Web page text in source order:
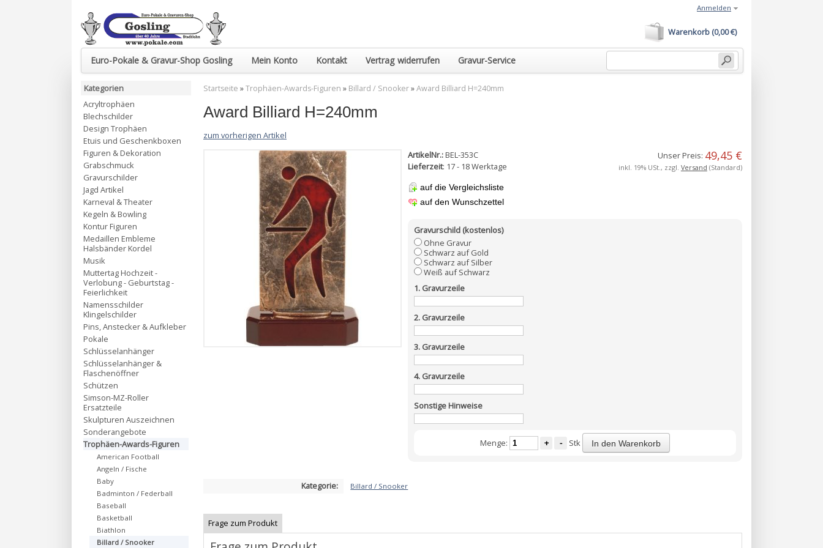
Euro-Pokale & Gravur-Shop Gosling Mein Konto Kontakt Vertrag widerrufen Gravur-Service
Warenkorb (0,00 €)
Anmelden
Startseite »Trophäen-Awards-Figuren » Billard / Snooker»Award Billiard H=240mm
Award Billiard H=240mm
zum vorherigen Artikel
ArtikelNr.: BEL-353C
Lieferzeit: 17 - 18 Werktage
auf die Vergleichsliste
auf den Wunschzettel
Unser Preis: 49,45 €
inkl. 19% USt., zzgl. Versand (Standard)
Gravurschild (kostenlos)
Ohne Gravur
Schwarz auf Gold
Schwarz auf Silber
Weiß auf Schwarz
1. Gravurzeile
2. Gravurzeile
3. Gravurzeile
4. Gravurzeile
Sonstige Hinweise
Menge: + - Stk In den Warenkorb
Kategorie: Billard / Snooker
Frage zum Produkt
Kategorien
Acryltrophäen
Blechschilder
Design Trophäen
Etuis und Geschenkboxen
Figuren & Dekoration
Grabschmuck
Gravurschilder
Jagd Artikel
Karneval & Theater
Kegeln & Bowling
Kontur Figuren
Medaillen Embleme
Halsbänder Kordel
Musik
Muttertag Hochzeit -
Verlobung - Geburtstag -
Feierlichkeit
Namensschilder
Klingelschilder
Pins, Anstecker & Aufkleber
Pokale
Schlüsselanhänger
Schlüsselanhänger &
Flaschenöffner
Schützen
Simson-MZ-Roller
Ersatzteile
Skulpturen Auszeichnen
Sonderangebote
Trophäen-Awards-Figuren
American Football
Angeln / Fische
Baby
Badminton / Federball
Baseball
Basketball
Biathlon
Billard / Snooker